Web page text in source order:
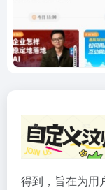
得到，旨在为用